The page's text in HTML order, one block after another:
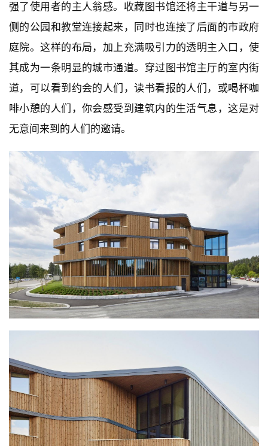
强了使用者的主人翁感。收藏图书馆还将主干道与另一
侧的公园和教堂连接起来，同时也连接了后面的市政府
庭院。这样的布局，加上充满吸引力的透明主入口，使
其成为一条明显的城市通道。穿过图书馆主厅的室内街
道，可以看到约会的人们，读书看报的人们，或喝杯咖
啡小憩的人们，你会感受到建筑内的生活气息，这是对
无意间来到的人们的邀请。